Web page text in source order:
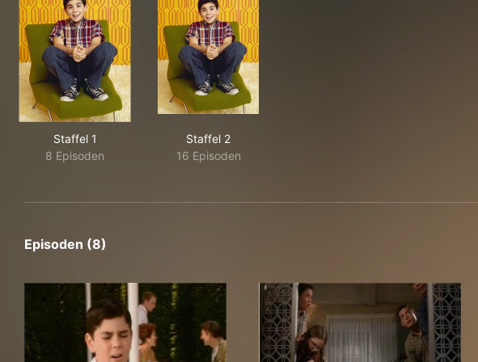
Staffel 1
8 Episoden
Staffel 2
16 Episoden
Episoden (8)